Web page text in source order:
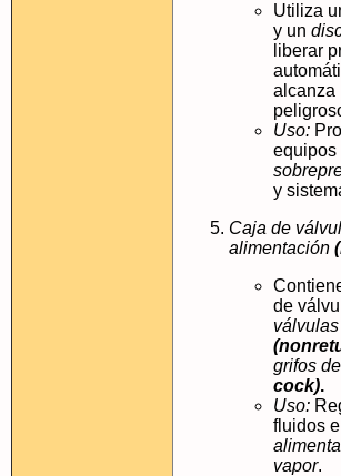
Utiliza
y un
liberar
alcanza
Uso:
equipos
y
Caja de
alimentación
de
grifos
cock).
Uso:
fluidos
vapor.